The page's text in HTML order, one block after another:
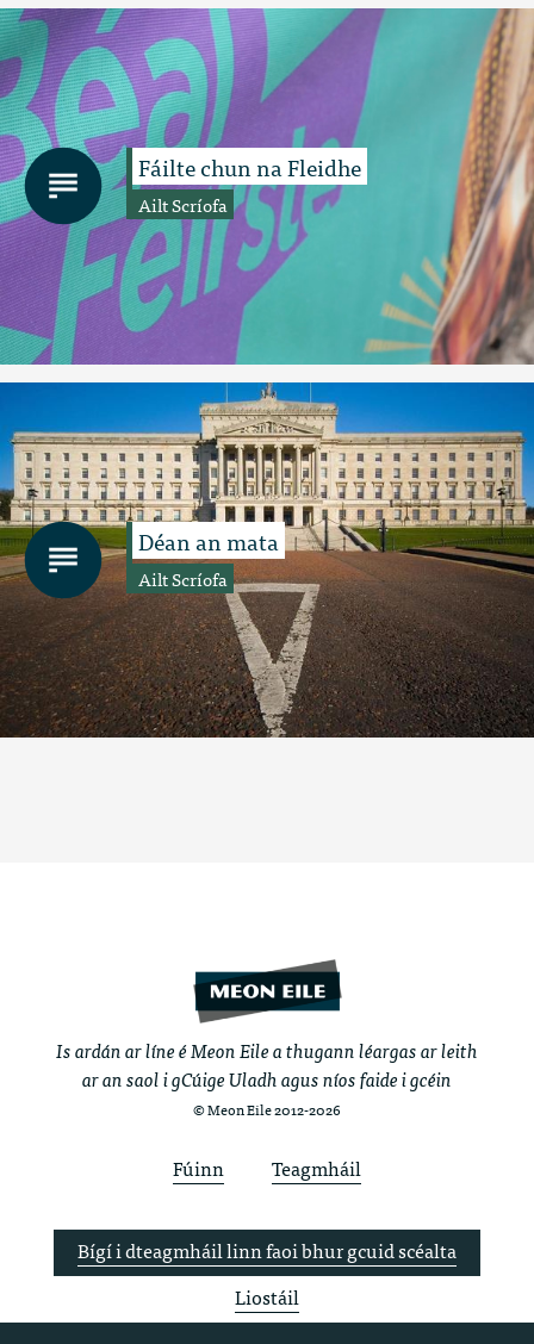
Fáilte chun na Fleidhe
Ailt Scríofa
Déan an mata
Ailt Scríofa
Is ardán ar líne é Meon Eile a thugann léargas ar leith
ar an saol i gCúige Uladh agus níos faide i gcéin
© Meon Eile 2012-2026
Fúinn Teagmháil
Bígí i dteagmháil linn faoi bhur gcuid scéalta
Liostáil